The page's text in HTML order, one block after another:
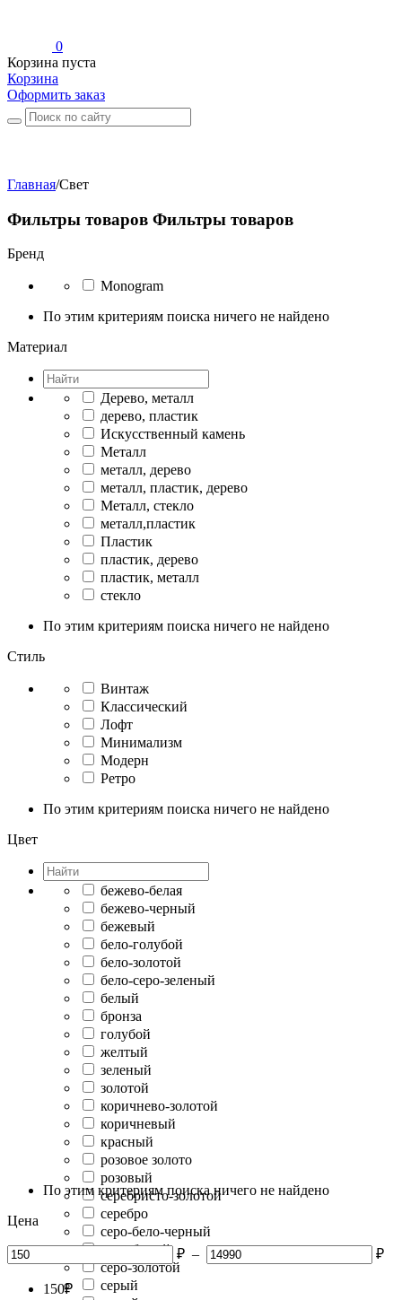
0
Корзина пуста
Корзина
Оформить заказ
Главная/Свет
Фильтры товаров Фильтры товаров
Бренд
Monogram
По этим критериям поиска ничего не найдено
Материал
Дерево, металл
дерево, пластик
Искусственный камень
Металл
металл, дерево
металл, пластик, дерево
Металл, стекло
металл,пластик
Пластик
пластик, дерево
пластик, металл
стекло
По этим критериям поиска ничего не найдено
Стиль
Винтаж
Классический
Лофт
Минимализм
Модерн
Ретро
По этим критериям поиска ничего не найдено
Цвет
бежево-белая
бежево-черный
бежевый
бело-голубой
бело-золотой
бело-серо-зеленый
белый
бронза
голубой
желтый
зеленый
золотой
коричнево-золотой
коричневый
красный
розовое золото
розовый
серебристо-золотой
серебро
серо-бело-черный
серо-белый
серо-золотой
серый
По этим критериям поиска ничего не найдено
Цена
₽ – ₽
150₽